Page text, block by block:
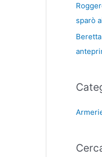
sparò